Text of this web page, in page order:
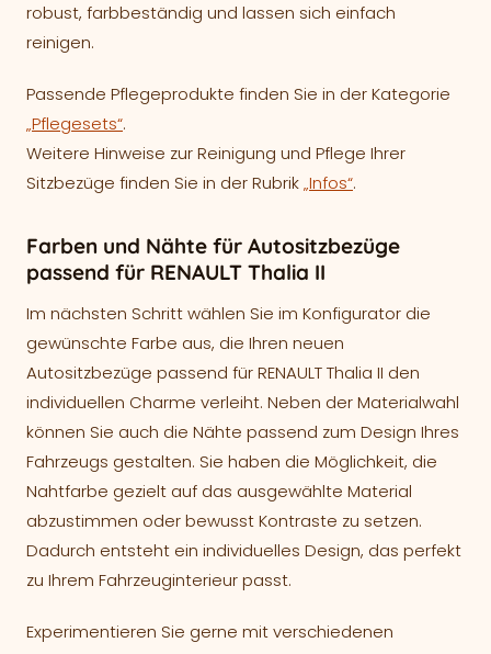
robust, farbbeständig und lassen sich einfach
reinigen.
Passende Pflegeprodukte finden Sie in der Kategorie
„Pflegesets“.
Weitere Hinweise zur Reinigung und Pflege Ihrer
Sitzbezüge finden Sie in der Rubrik„Infos“.
Farben und Nähte für Autositzbezüge
passend für RENAULT Thalia II
Im nächsten Schritt wählen Sie im Konfigurator die
gewünschte Farbe aus, die Ihren neuen
Autositzbezüge passend für RENAULT Thalia II den
individuellen Charme verleiht. Neben der Materialwahl
können Sie auch die Nähte passend zum Design Ihres
Fahrzeugs gestalten. Sie haben die Möglichkeit, die
Nahtfarbe gezielt auf das ausgewählte Material
abzustimmen oder bewusst Kontraste zu setzen.
Dadurch entsteht ein individuelles Design, das perfekt
zu Ihrem Fahrzeuginterieur passt.
Experimentieren Sie gerne mit verschiedenen